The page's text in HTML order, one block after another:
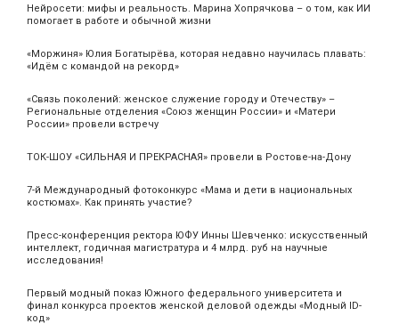
Нейросети: мифы и реальность. Марина Хопрячкова – о том, как ИИ
помогает в работе и обычной жизни
«Моржиня» Юлия Богатырёва, которая недавно научилась плавать:
«Идём с командой на рекорд»
«Связь поколений: женское служение городу и Отечеству» –
Региональные отделения «Союз женщин России» и «Матери
России» провели встречу
ТОК-ШОУ «СИЛЬНАЯ И ПРЕКРАСНАЯ» провели в Ростове-на-Дону
7-й Международный фотоконкурс «Мама и дети в национальных
костюмах». Как принять участие?
Пресс-конференция ректора ЮФУ Инны Шевченко: искусственный
интеллект, годичная магистратура и 4 млрд. руб на научные
исследования!
Первый модный показ Южного федерального университета и
финал конкурса проектов женской деловой одежды «Модный ID-
код»